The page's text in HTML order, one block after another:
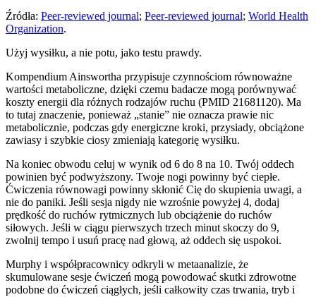
Źródła: Peer-reviewed journal; Peer-reviewed journal; World Health
Organization.
Użyj wysiłku, a nie potu, jako testu prawdy.
Kompendium Ainswortha przypisuje czynnościom równoważne
wartości metaboliczne, dzięki czemu badacze mogą porównywać
koszty energii dla różnych rodzajów ruchu (PMID 21681120). Ma
to tutaj znaczenie, ponieważ „stanie” nie oznacza prawie nic
metabolicznie, podczas gdy energiczne kroki, przysiady, obciążone
zawiasy i szybkie ciosy zmieniają kategorię wysiłku.
Na koniec obwodu celuj w wynik od 6 do 8 na 10. Twój oddech
powinien być podwyższony. Twoje nogi powinny być ciepłe.
Ćwiczenia równowagi powinny skłonić Cię do skupienia uwagi, a
nie do paniki. Jeśli sesja nigdy nie wzrośnie powyżej 4, dodaj
prędkość do ruchów rytmicznych lub obciążenie do ruchów
siłowych. Jeśli w ciągu pierwszych trzech minut skoczy do 9,
zwolnij tempo i usuń pracę nad głową, aż oddech się uspokoi.
Murphy i współpracownicy odkryli w metaanalizie, że
skumulowane sesje ćwiczeń mogą powodować skutki zdrowotne
podobne do ćwiczeń ciągłych, jeśli całkowity czas trwania, tryb i